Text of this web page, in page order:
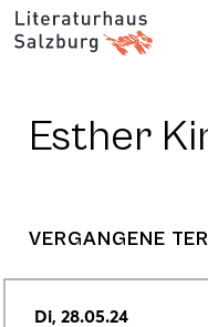
Esther
VERGANGENE
Di, 28.05.24